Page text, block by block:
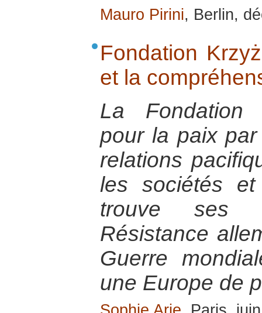
Mauro Pirini, Berlin,
Fondation
et la
La Fondation
pour la paix par
relations
les sociétés
trouve ses
Résistance
Guerre
une Europe de